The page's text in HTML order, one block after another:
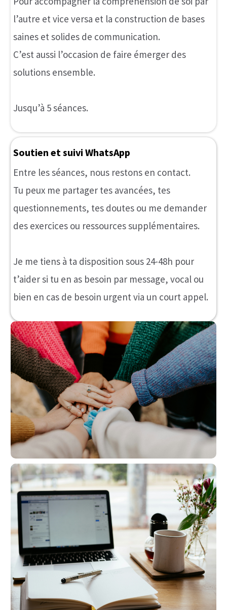
Tu as également accès à des vidéos de formation
pour t’aider à comprendre et mettre en place
équilibrée et épanouie.
Je t’y partage mes meilleurs outils à travers des
exercices à réaliser seule et/ou à deux.
3 Mois de suivi
A la fin du programme, je continue de
On se revoit plusieurs fois 1 fois par mois pour
faire un point sur les avancées et vous aider à
ancrer, stabiliser et ajuster.
Et je reste disponible sur WhatsApp durant ces 3
mois de suivi.
Je prends rendez-vous pour en discuter
A qui ça s'adresse?